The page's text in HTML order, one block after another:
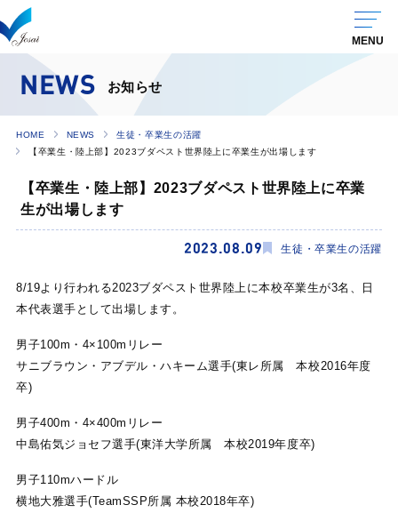
NEWS お知らせ
HOME NEWS
生徒・卒業生の活躍
【卒業生・陸上部】2023ブダペスト世界陸上に卒業生が出場します
【卒業生・陸上部】2023ブダペスト世界陸上に卒業
生が出場します
2023.08.09 生徒・卒業生の活躍
8/19より行われる2023ブダペスト世界陸上に本校卒業生が3名、日
本代表選手として出場します。
男子100m・4×100mリレー
サニブラウン・アブデル・ハキーム選手(東レ所属 本校2016年度
卒)
男子400m・4×400mリレー
中島佑気ジョセフ選手(東洋大学所属 本校2019年度卒)
男子110mハードル
横地大雅選手(TeamSSP所属 本校2018年卒)